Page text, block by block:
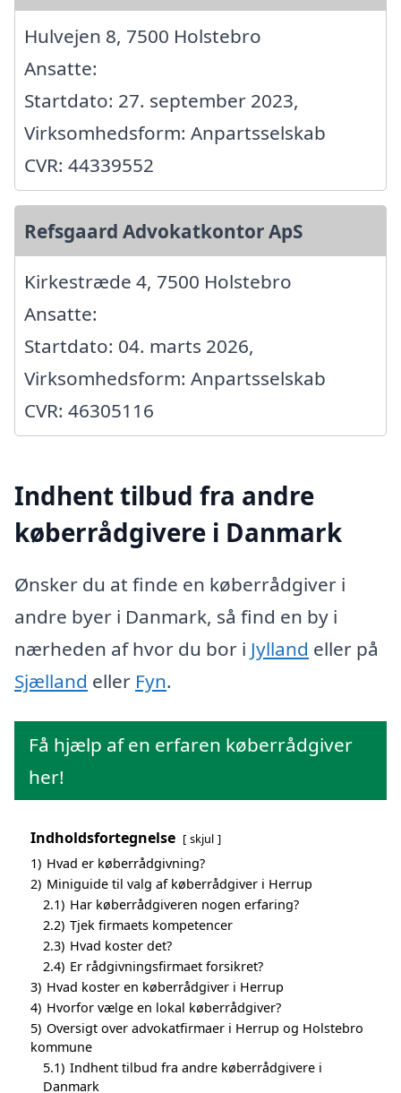
Hulvejen 8, 7500 Holstebro
Ansatte:
Startdato: 27. september 2023,
Virksomhedsform: Anpartsselskab
CVR: 44339552
Refsgaard Advokatkontor ApS
Kirkestræde 4, 7500 Holstebro
Ansatte:
Startdato: 04. marts 2026,
Virksomhedsform: Anpartsselskab
CVR: 46305116
Indhent tilbud fra andre
køberrådgivere i Danmark
Ønsker du at finde en køberrådgiver i
andre byer i Danmark, så find en by i
nærheden af hvor du bor i Jylland eller på
Sjælland eller Fyn.
Få hjælp af en erfaren køberrådgiver
her!
Indholdsfortegnelse skjul
1) Hvad er køberrådgivning?
2) Miniguide til valg af køberrådgiver i Herrup
2.1) Har køberrådgiveren nogen erfaring?
2.2) Tjek firmaets kompetencer
2.3) Hvad koster det?
2.4) Er rådgivningsfirmaet forsikret?
3) Hvad koster en køberrådgiver i Herrup
4) Hvorfor vælge en lokal køberrådgiver?
5) Oversigt over advokatfirmaer i Herrup og Holstebro
kommune
5.1) Indhent tilbud fra andre køberrådgivere i
Danmark